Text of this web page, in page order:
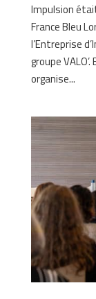
Impulsion
France Bleu
l’Entreprise
groupe
organise...